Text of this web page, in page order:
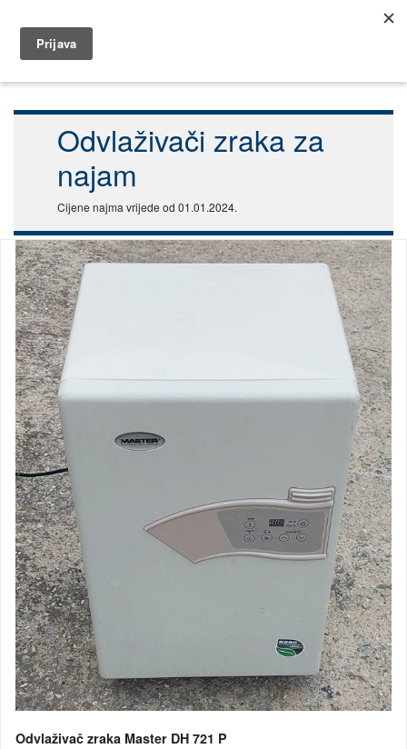
Odvlaživači zraka za
najam
Cijene najma vrijede od 01.01.2024.
Odvlaživač zraka Master DH 721 P